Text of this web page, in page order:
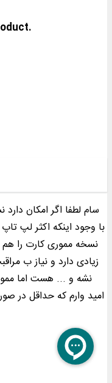
سام لطفا اگر امکان
با وجود اینکه اکثر لپ
نسخه مموری کارت را
زیادی دارد و نیاز ب
نشه و ... هست اما
امید وارم که حداقل در